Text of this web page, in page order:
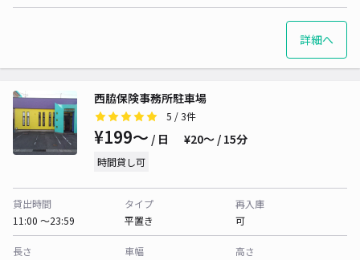
詳細へ
西脇保険事務所駐車場
5 / 3件
¥199〜 / 日 ¥20〜 / 15分
時間貸し可
貸出時間
11:00 〜23:59
タイプ
平置き
再入庫
可
長さ
車幅
高さ